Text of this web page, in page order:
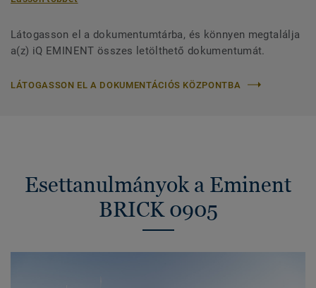
Látogasson el a dokumentumtárba, és könnyen megtalálja
a(z) iQ EMINENT összes letölthető dokumentumát.
LÁTOGASSON EL A DOKUMENTÁCIÓS KÖZPONTBA
Esettanulmányok a Eminent
BRICK 0905